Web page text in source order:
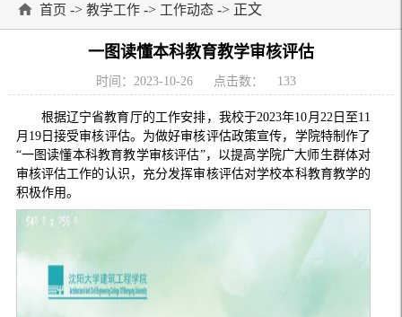
首页 -> 教学工作 -> 工作动态 -> 正文
一图读懂本科教育教学审核评估
时间：2023-10-26 点击数： 133
根据辽宁省教育厅的工作安排，我校于2023年10月22日至11
月19日接受审核评估。为做好审核评估政策宣传，学院特制作了
“一图读懂本科教育教学审核评估”，以提高学院广大师生群体对
审核评估工作的认识，充分发挥审核评估对学校本科教育教学的
积极作用。